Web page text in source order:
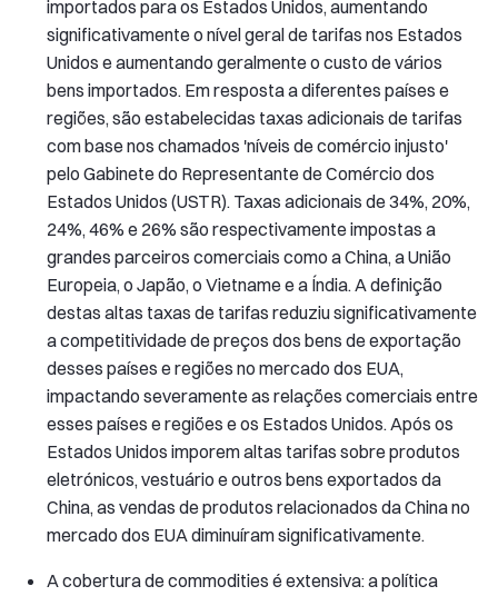
importados para os Estados Unidos, aumentando
significativamente o nível geral de tarifas nos Estados
Unidos e aumentando geralmente o custo de vários
bens importados. Em resposta a diferentes países e
regiões, são estabelecidas taxas adicionais de tarifas
com base nos chamados 'níveis de comércio injusto'
pelo Gabinete do Representante de Comércio dos
Estados Unidos (USTR). Taxas adicionais de 34%, 20%,
24%, 46% e 26% são respectivamente impostas a
grandes parceiros comerciais como a China, a União
Europeia, o Japão, o Vietname e a Índia. A definição
destas altas taxas de tarifas reduziu significativamente
a competitividade de preços dos bens de exportação
desses países e regiões no mercado dos EUA,
impactando severamente as relações comerciais entre
esses países e regiões e os Estados Unidos. Após os
Estados Unidos imporem altas tarifas sobre produtos
eletrónicos, vestuário e outros bens exportados da
China, as vendas de produtos relacionados da China no
mercado dos EUA diminuíram significativamente.
A cobertura de commodities é extensiva: a política